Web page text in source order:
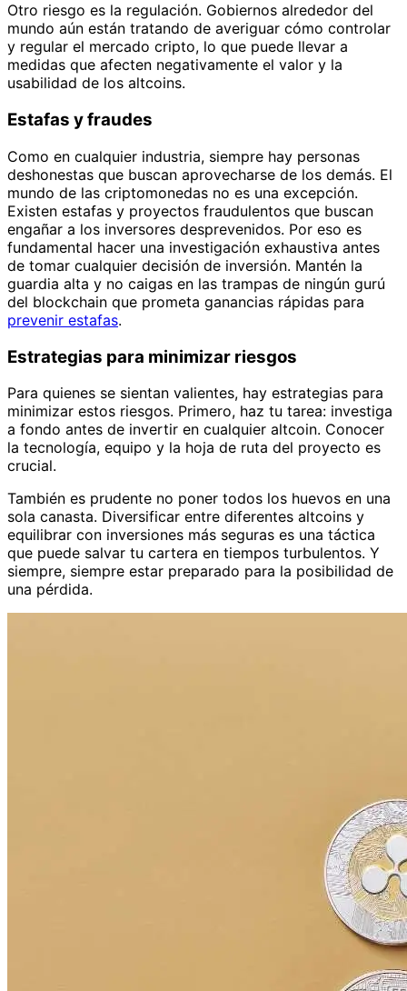
Otro riesgo es la regulación. Gobiernos alrededor del
mundo aún están tratando de averiguar cómo controlar
y regular el mercado cripto, lo que puede llevar a
medidas que afecten negativamente el valor y la
usabilidad de los altcoins.
Estafas y fraudes
Como en cualquier industria, siempre hay personas
deshonestas que buscan aprovecharse de los demás. El
mundo de las criptomonedas no es una excepción.
Existen estafas y proyectos fraudulentos que buscan
engañar a los inversores desprevenidos. Por eso es
fundamental hacer una investigación exhaustiva antes
de tomar cualquier decisión de inversión. Mantén la
guardia alta y no caigas en las trampas de ningún gurú
del blockchain que prometa ganancias rápidas para
prevenir estafas.
Estrategias para minimizar riesgos
Para quienes se sientan valientes, hay estrategias para
minimizar estos riesgos. Primero, haz tu tarea: investiga
a fondo antes de invertir en cualquier altcoin. Conocer
la tecnología, equipo y la hoja de ruta del proyecto es
crucial.
También es prudente no poner todos los huevos en una
sola canasta. Diversificar entre diferentes altcoins y
equilibrar con inversiones más seguras es una táctica
que puede salvar tu cartera en tiempos turbulentos. Y
siempre, siempre estar preparado para la posibilidad de
una pérdida.